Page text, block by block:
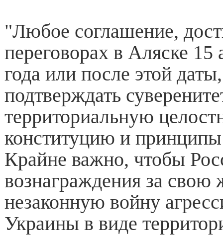
"Любое соглашение,
переговорах в Аляске 15
года или после этой
подтверждать
территориальную
конституцию и
Крайне важно, чтобы
вознаграждения за свою
незаконную войну
Украины в виде